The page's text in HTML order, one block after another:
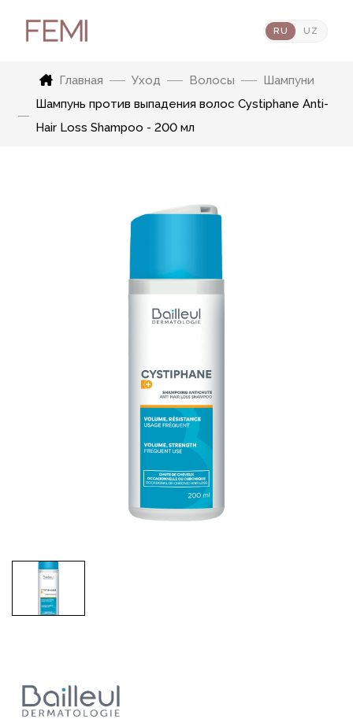
RU UZ
Главная Уход Волосы
Шампуни
Шампунь против выпадения волос Cystiphane Anti-
Hair Loss Shampoo - 200 мл